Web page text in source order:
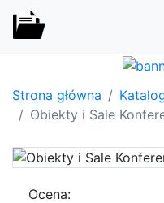
Strona główna
Obiekty i Sale
Ocena: